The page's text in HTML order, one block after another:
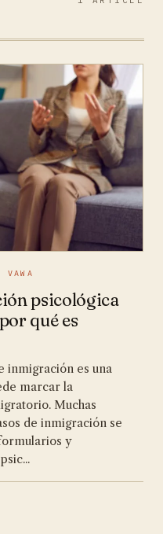
psicológica
qué es
inmigración es una
marcar la
Muchas
de inmigración se
y